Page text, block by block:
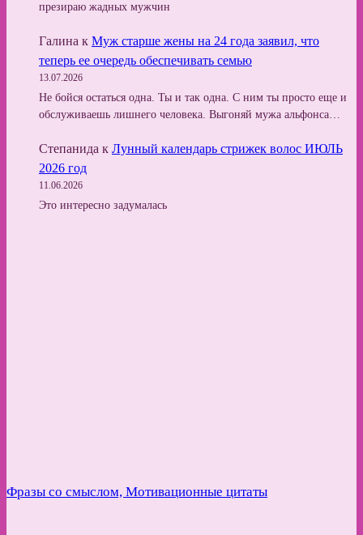
презираю жадных мужчин
Галина к Муж старше жены на 24 года заявил, что
теперь ее очередь обеспечивать семью
13.07.2026
Не бойся остаться одна. Ты и так одна. С ним ты просто еще и
обслуживаешь лишнего человека. Выгоняй мужа альфонса…
Степанида к Лунный календарь стрижек волос ИЮЛЬ
2026 год
11.06.2026
Это интересно задумалась
Фразы со смыслом, Мотивационные цитаты